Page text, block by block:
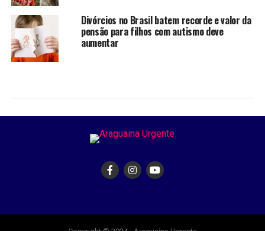
Divórcios no Brasil batem recorde e valor da
pensão para filhos com autismo deve
aumentar